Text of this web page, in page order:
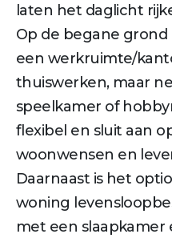
laten het daglicht
Op de begane grond
een werkruimte/
thuiswerken, maar
speelkamer of
flexibel en sluit aan
woonwensen en
Daarnaast is het
woning
met een slaapkamer